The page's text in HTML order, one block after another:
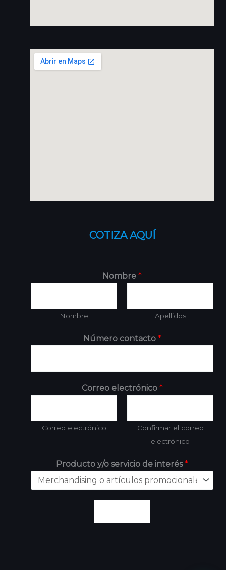
COTIZA AQUÍ
Nombre *
Nombre Apellidos
Número contacto *
Correo electrónico *
Correo electrónico
Confirmar el correo
electrónico
Producto y/o servicio de interés*